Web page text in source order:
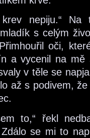
krev nepiju.“
s celým
oči,
a vycenil na mě
v těle se
až s podivem,
to,“ řekl
se mi to